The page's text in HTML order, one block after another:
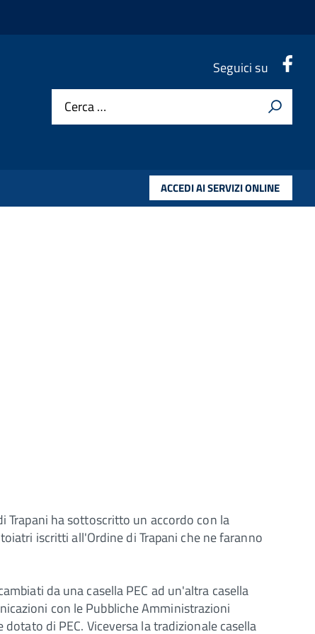
Seguici su .
Cerca …
ACCEDI AI SERVIZI ONLINE
Trapani ha sottoscritto un accordo con la
iscritti all'Ordine di Trapani che ne faranno
da una casella PEC ad un'altra casella
con le Pubbliche Amministrazioni
di PEC. Viceversa la tradizionale casella